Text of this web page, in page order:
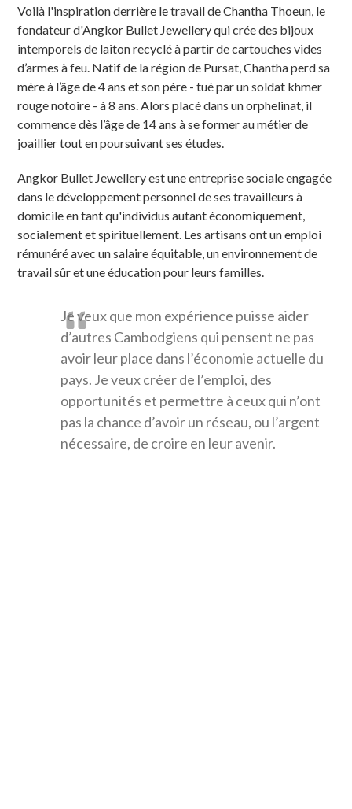
Voilà l'inspiration derrière le travail de Chantha Thoeun, le
fondateur d'Angkor Bullet Jewellery qui crée des bijoux
intemporels de laiton recyclé à partir de cartouches vides
d’armes à feu. Natif de la région de Pursat, Chantha perd sa
mère à l’âge de 4 ans et son père - tué par un soldat khmer
rouge notoire - à 8 ans. Alors placé dans un orphelinat, il
commence dès l’âge de 14 ans à se former au métier de
joaillier tout en poursuivant ses études.
Angkor Bullet Jewellery est une entreprise sociale engagée
dans le développement personnel de ses travailleurs à
domicile en tant qu'individus autant économiquement,
socialement et spirituellement. Les artisans ont un emploi
rémunéré avec un salaire équitable, un environnement de
travail sûr et une éducation pour leurs familles.
Je veux que mon expérience puisse aider
d’autres Cambodgiens qui pensent ne pas
avoir leur place dans l’économie actuelle du
pays. Je veux créer de l’emploi, des
opportunités et permettre à ceux qui n’ont
pas la chance d’avoir un réseau, ou l’argent
nécessaire, de croire en leur avenir.